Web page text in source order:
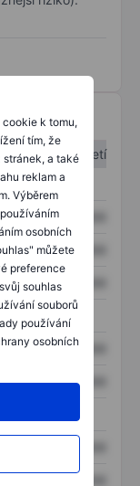
k tomu,
tím, že
a také
reklam a
Výběrem
osobních
můžete
preference
souhlas
souborů
používání
osobních
2. čtvrtletí
XXXXXXX
XXXXXXX
XXXXXXX
XXXXXXX
XXXXXXX